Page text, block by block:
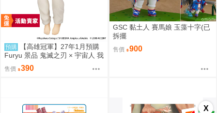
X
預購
【高雄冠軍】27年1月預購
Furyu 景品 鬼滅之刃 × 宇宙人 我
妻善逸 泡麵蓋 免訂金
售價 390
GSC 黏土人 賽馬娘 玉藻十字(已
拆擺
售價 900